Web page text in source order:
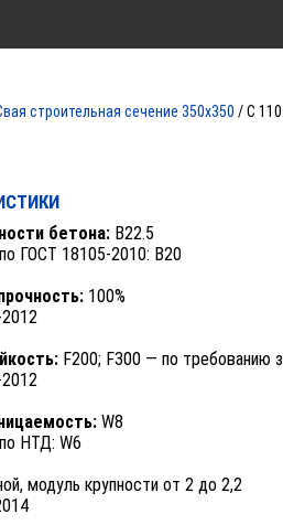
строительная сечение 350х350 / С
бетона: B22.5
ГОСТ 18105-2010: B20
100%
F200; F300 — по требованию
W8
НТД: W6
модуль крупности от 2 до 2,2